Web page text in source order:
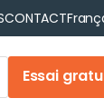
CONTACT
Essai